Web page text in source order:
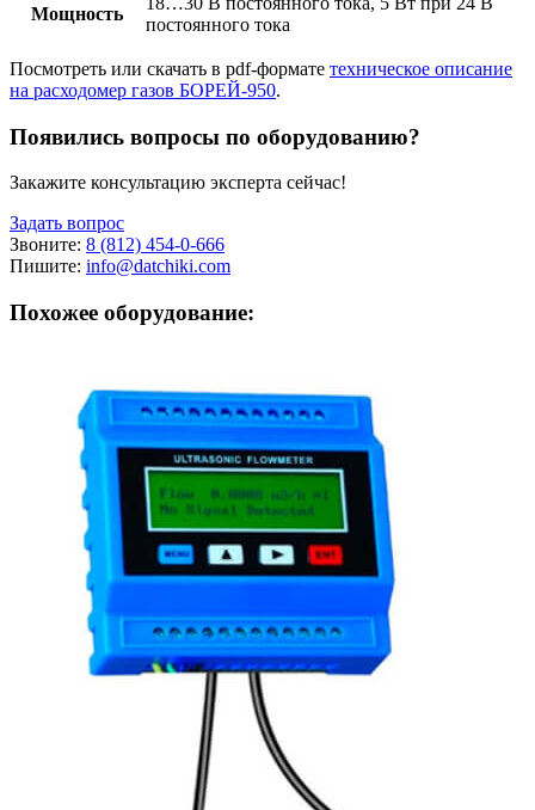
Мощность
постоянного тока
Посмотреть или скачать в pdf-формате техническое описание
на расходомер газов БОРЕЙ-950.
Появились вопросы по оборудованию?
Закажите консультацию эксперта сейчас!
Задать вопрос
Звоните: 8 (812) 454-0-666
Пишите: info@datchiki.com
Похожее оборудование: